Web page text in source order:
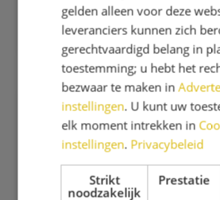
Team
waarvan 9 mannen. Met een
gelden alleen voor deze
leveranciers kunnen zich
gerechtvaardigd belang in
toestemming; u hebt het
bezwaar te maken in
instellingen. U kunt uw
elk moment intrekken in
instellingen. Privacybeleid
Strikt
noodzakelijk
Prestatie